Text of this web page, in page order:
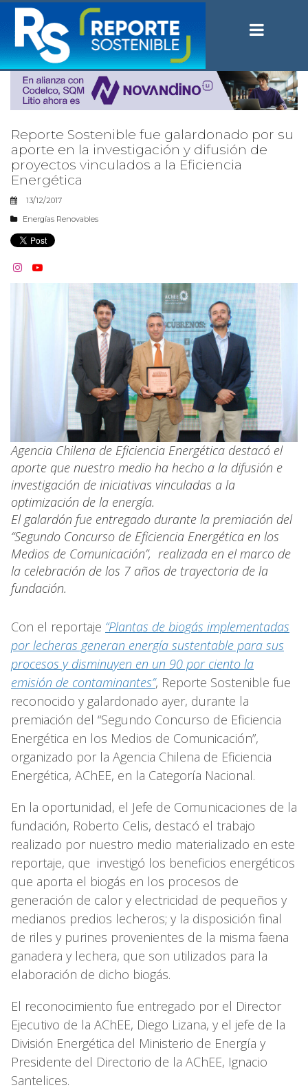
Reporte Sostenible fue galardonado por su
aporte en la investigación y difusión de
proyectos vinculados a la Eficiencia
Energética
13/12/2017
Energías Renovables
 
Agencia Chilena de Eficiencia Energética destacó el
aporte que nuestro medio ha hecho a la difusión e
investigación de iniciativas vinculadas a la
optimización de la energía.
El galardón fue entregado durante la premiación del
“Segundo Concurso de Eficiencia Energética en los
Medios de Comunicación”, realizada en el marco de
la celebración de los 7 años de trayectoria de la
fundación.
Con el reportaje “Plantas de biogás implementadas
por lecheras generan energía sustentable para sus
procesos y disminuyen en un 90 por ciento la
emisión de contaminantes”, Reporte Sostenible fue
reconocido y galardonado ayer, durante la
premiación del “Segundo Concurso de Eficiencia
Energética en los Medios de Comunicación”,
organizado por la Agencia Chilena de Eficiencia
Energética, AChEE, en la Categoría Nacional.
En la oportunidad, el Jefe de Comunicaciones de la
fundación, Roberto Celis, destacó el trabajo
realizado por nuestro medio materializado en este
reportaje, que investigó los beneficios energéticos
que aporta el biogás en los procesos de
generación de calor y electricidad de pequeños y
medianos predios lecheros; y la disposición final
de riles y purines provenientes de la misma faena
ganadera y lechera, que son utilizados para la
elaboración de dicho biogás.
El reconocimiento fue entregado por el Director
Ejecutivo de la AChEE, Diego Lizana, y el jefe de la
División Energética del Ministerio de Energía y
Presidente del Directorio de la AChEE, Ignacio
Santelices.